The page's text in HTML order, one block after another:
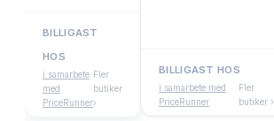
BILLIGAST
HOS
i samarbete
med
PriceRunner
Fler
butiker
›
BILLIGAST HOS
i samarbete med
PriceRunner
Fler
butiker ›